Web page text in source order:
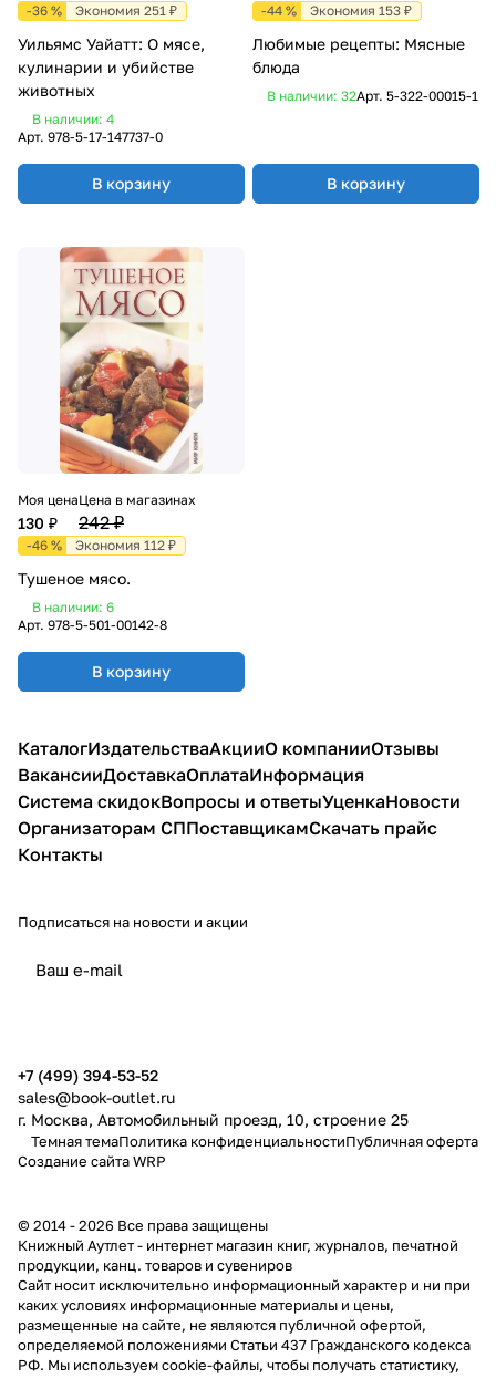
-36 % Экономия 251 ₽
Уильямс Уайатт: О мясе,
кулинарии и убийстве
животных
В наличии: 4
Арт. 978-5-17-147737-0
В корзину
-44 % Экономия 153 ₽
Любимые рецепты: Мясные
блюда
В наличии: 32Арт. 5-322-00015-1
В корзину
Моя цена
130 ₽
Цена в магазинах
242 ₽
-46 % Экономия 112 ₽
Тушеное мясо.
В наличии: 6
Арт. 978-5-501-00142-8
В корзину
КаталогИздательстваАкцииО компанииОтзывы
ВакансииДоставкаОплатаИнформация
Система скидокВопросы и ответыУценкаНовости
Организаторам СППоставщикамСкачать прайс
Контакты
Подписаться на новости и акции
+7 (499) 394-53-52
sales@book-outlet.ru
г. Москва, Автомобильный проезд, 10, строение 25
Темная темаПолитика конфиденциальностиПубличная оферта
Создание сайтаWRP
© 2014 - 2026 Все права защищены
Книжный Аутлет - интернет магазин книг, журналов, печатной
продукции, канц. товаров и сувениров
Cайт носит исключительно информационный характер и ни при
каких условиях информационные материалы и цены,
размещенные на сайте, не являются публичной офертой,
определяемой положениями Статьи 437 Гражданского кодекса
РФ. Мы используем cookie-файлы, чтобы получать статистику,